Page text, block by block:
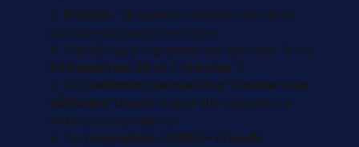
✓ BONUS : 18 guides exclusifs offerts et
des questionnaires en ligne
✓ L'accès au programme en ligne est à vie
24 heures sur 24 et 7 jours sur 7
✓ Un webinaire mensuel live "Sandra vous
débloque"durant lequel elle répondra à
toutes vos questions
✓ Un programme LGBTQ+ Friendly